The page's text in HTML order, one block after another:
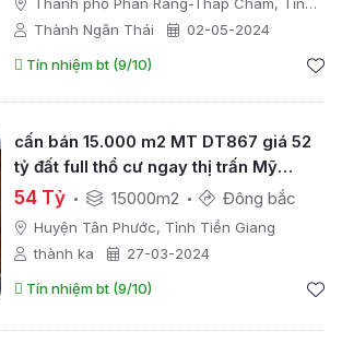
Ninh Thuận
Thành Ngân Thái
02-05-2024
Tín nhiệm bt (9/10)
cấn bán 15.000 m2 MT DT867 giá 52
tỷ đất full thổ cư ngay thị trấn Mỹ
Phước, Tiền Giang
54 Tỷ 15000m2 Đông bắc
Huyện Tân Phước, Tỉnh Tiền Giang
thành ka
27-03-2024
Tín nhiệm bt (9/10)